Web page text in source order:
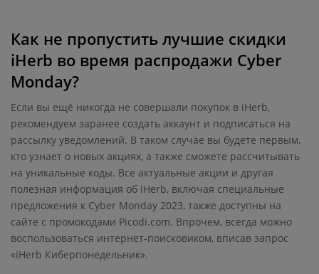
Как не пропустить лучшие скидки
iHerb во время распродажи Cyber
Monday?
Если вы ещё никогда не совершали покупок в iHerb,
рекомендуем заранее создать аккаунт и подписаться на
рассылку уведомлений. В таком случае вы будете первым,
кто узнает о новых акциях, а также сможете рассчитывать
на уникальные коды. Все актуальные акции и другая
полезная информация об iHerb, включая специальные
предложения к Cyber Monday 2023, также доступны на
сайте с промокодами Picodi.com. Впрочем, всегда можно
воспользоваться интернет-поисковиком, вписав запрос
«iHerb Киберпонедельник».